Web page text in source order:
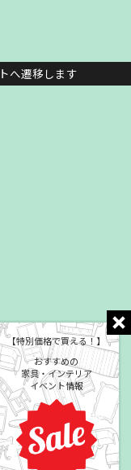
【特別価格で買える！】
おすすめの
家具・インテリア
イベント情報
へ遷移します